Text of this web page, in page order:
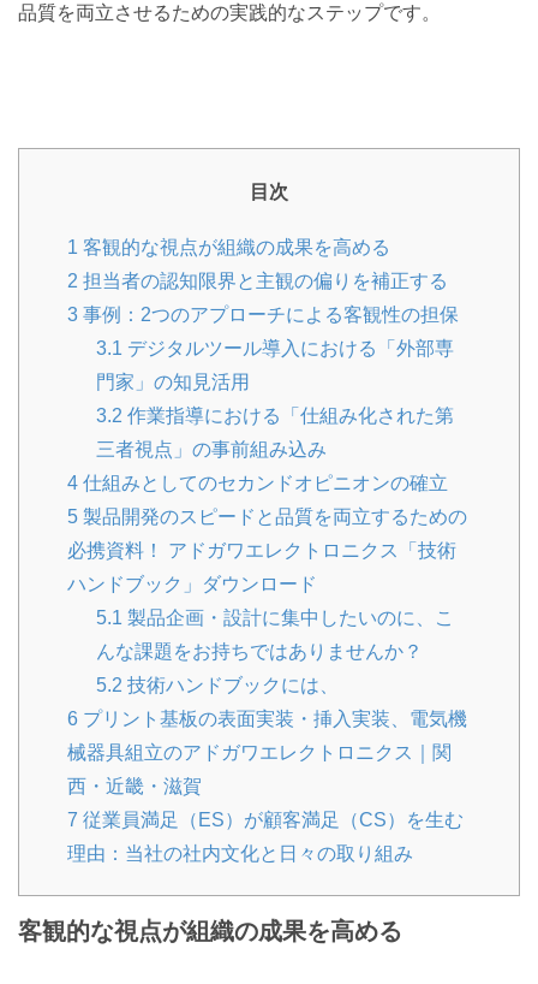
品質を両立させるための実践的なステップです。
目次
1 客観的な視点が組織の成果を高める
2 担当者の認知限界と主観の偏りを補正する
3 事例：2つのアプローチによる客観性の担保
3.1 デジタルツール導入における「外部専
門家」の知見活用
3.2 作業指導における「仕組み化された第
三者視点」の事前組み込み
4 仕組みとしてのセカンドオピニオンの確立
5 製品開発のスピードと品質を両立するための
必携資料！ アドガワエレクトロニクス「技術
ハンドブック」ダウンロード
5.1 製品企画・設計に集中したいのに、こ
んな課題をお持ちではありませんか？
5.2 技術ハンドブックには、
6 プリント基板の表面実装・挿入実装、電気機
械器具組立のアドガワエレクトロニクス｜関
西・近畿・滋賀
7 従業員満足（ES）が顧客満足（CS）を生む
理由：当社の社内文化と日々の取り組み
客観的な視点が組織の成果を高める